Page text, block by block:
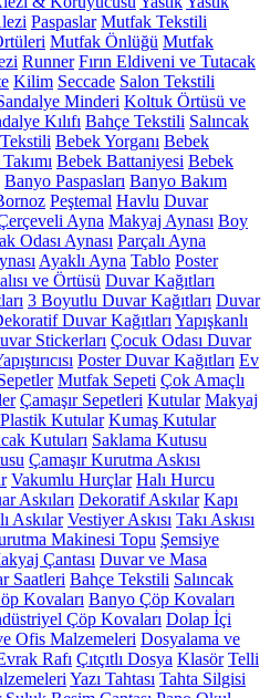
Paspaslar Mutfak Tekstili
Mutfak Önlüğü Mutfak
Runner Fırın Eldiveni ve Tutacak
Kilim Seccade Salon Tekstili
Minderi Koltuk Örtüsü ve
Kılıfı Bahçe Tekstili Salıncak
Bebek Yorganı Bebek
Bebek Battaniyesi Bebek
Banyo Paspasları Banyo Bakım
Peştemal Havlu Duvar
Ayna Makyaj Aynası Boy
Odası Aynası Parçalı Ayna
Ayaklı Ayna Tablo Poster
ve Örtüsü Duvar Kağıtları
3 Boyutlu Duvar Kağıtları Duvar
Duvar Kağıtları Yapışkanlı
Stickerları Çocuk Odası Duvar
Poster Duvar Kağıtları Ev
Mutfak Sepeti Çok Amaçlı
Çamaşır Sepetleri Kutular Makyaj
Plastik Kutular Kumaş Kutular
Kutuları Saklama Kutusu
Çamaşır Kurutma Askısı
Vakumlu Hurçlar Halı Hurcu
Askıları Dekoratif Askılar Kapı
Askılar Vestiyer Askısı Takı Askısı
Makinesi Topu Şemsiye
Çantası Duvar ve Masa
Saatleri Bahçe Tekstili Salıncak
Kovaları Banyo Çöp Kovaları
Çöp Kovaları Dolap İçi
Ofis Malzemeleri Dosyalama ve
Rafı Çıtçıtlı Dosya Klasör Telli
Yazı Tahtası Tahta Silgisi